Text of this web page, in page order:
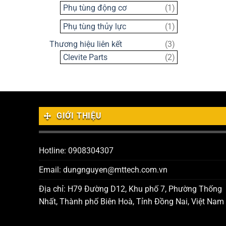
phẩm
Phụ tùng động cơ 1 1
sản
phẩm
Phụ tùng thủy lực 11
sản
phẩm
Thương hiệu liên kết 33
sản
Clevite Parts 22
GIỚI THIỆU
Hotline: 0908304307
Email: dungnguyen@mttech.com.vn
Địa chỉ: H79 Đường D12, Khu phố 7, Phường Thống
Nhất, Thành phố Biên Hoà, Tỉnh Đồng Nai, Việt Nam